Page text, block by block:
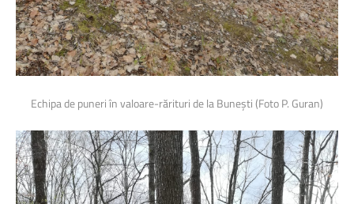
Echipa de puneri în valoare-rărituri de la Bunești (Foto P. Guran)